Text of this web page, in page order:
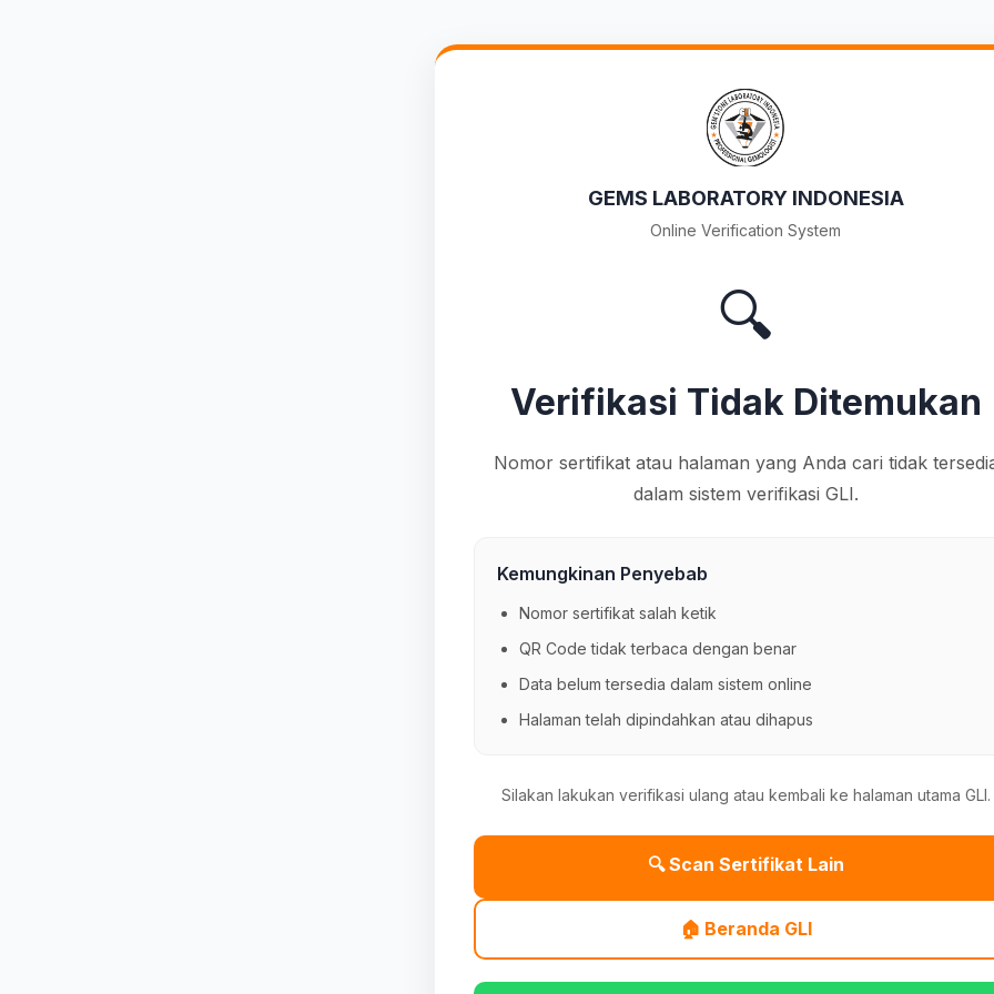
GEMS LABORATORY INDONESIA
Online Verification System
🔍
Verifikasi Tidak Ditemukan
Nomor sertifikat atau halaman yang Anda cari tidak
dalam sistem verifikasi GLI.
Kemungkinan Penyebab
Nomor sertifikat salah ketik
QR Code tidak terbaca dengan benar
Data belum tersedia dalam sistem online
Halaman telah dipindahkan atau dihapus
Silakan lakukan verifikasi ulang atau kembali ke halaman utama GLI.
🔍 Scan Sertifikat Lain
🏠 Beranda GLI